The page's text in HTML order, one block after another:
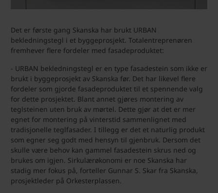
Det er første gang Skanska har brukt URBAN
bekledningstegl i et byggeprosjekt. Totalentreprenøren
fremhever flere fordeler med fasadeproduktet:
- URBAN bekledningstegl er en type fasadestein som ikke er
brukt i byggeprosjekt av Skanska før. Det har likevel flere
fordeler som gjorde fasadeproduktet til et spennende valg
for dette prosjektet. Blant annet gjøres montering av
teglsteinen uten bruk av mørtel. Dette gjør at det er mer
egnet for montering på vinterstid sammenlignet med
tradisjonelle teglfasader. I tillegg er det et naturlig produkt
som egner seg godt med hensyn til gjenbruk. Dersom det
skulle være behov kan gammel fasadestein skrus ned og
brukes om igjen. Sirkulærøkonomi er noe Skanska har
stadig mer fokus på, forteller Gunnar S. Skar fra Skanska,
prosjektleder på Orkesterplassen.